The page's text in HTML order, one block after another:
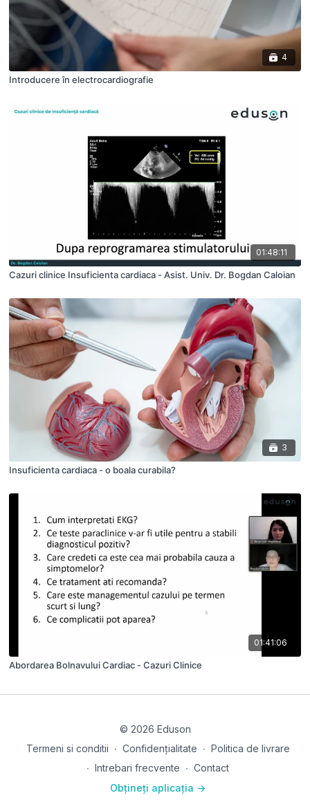
4
Introducere în electrocardiografie
01:48:11
Cazuri clinice Insuficienta cardiaca - Asist. Univ. Dr. Bogdan Caloian
3
Insuficienta cardiaca - o boala curabila?
01:41:06
Abordarea Bolnavului Cardiac - Cazuri Clinice
© 2026 Eduson
Termeni si conditii ∙ Confidențialitate ∙ Politica de livrare
∙ Intrebari frecvente ∙ Contact
Obțineți aplicația ->